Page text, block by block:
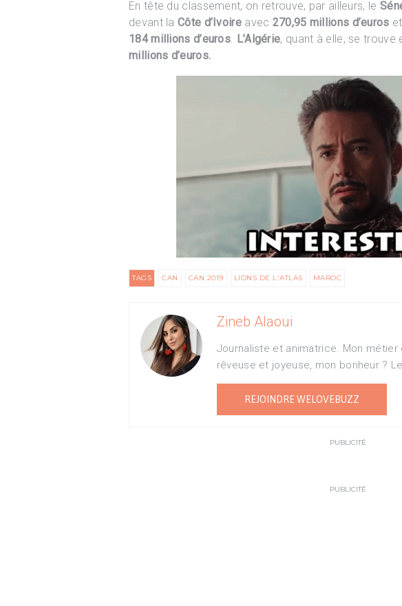
En tête du classement, on retrouve, par ailleurs, le
devant la Côte d’Ivoireavec 270,95 millions d’euros et
184 millions d’euros. L’Algérie, quant à elle, se trouve
millions d’euros.
TAGS CAN CAN 2019 LIONS DE L'ATLAS MAROC
Zineb Alaoui
Journaliste et animatrice. Mon métier
rêveuse et joyeuse, mon bonheur ?
REJOINDRE WELOVEBUZZ
PUBLICITÉ
PUBLICITÉ